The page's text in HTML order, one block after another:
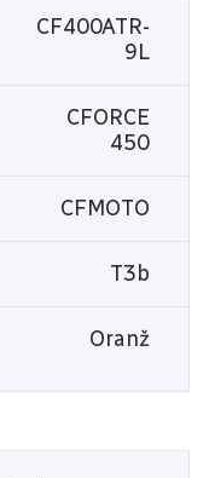
CF400ATR-
9L
CFORCE
450
CFMOTO
T3b
Oranž